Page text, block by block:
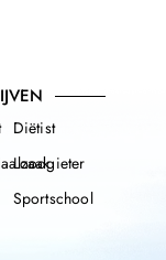
Diëtist
Loodgieter
Sportschool